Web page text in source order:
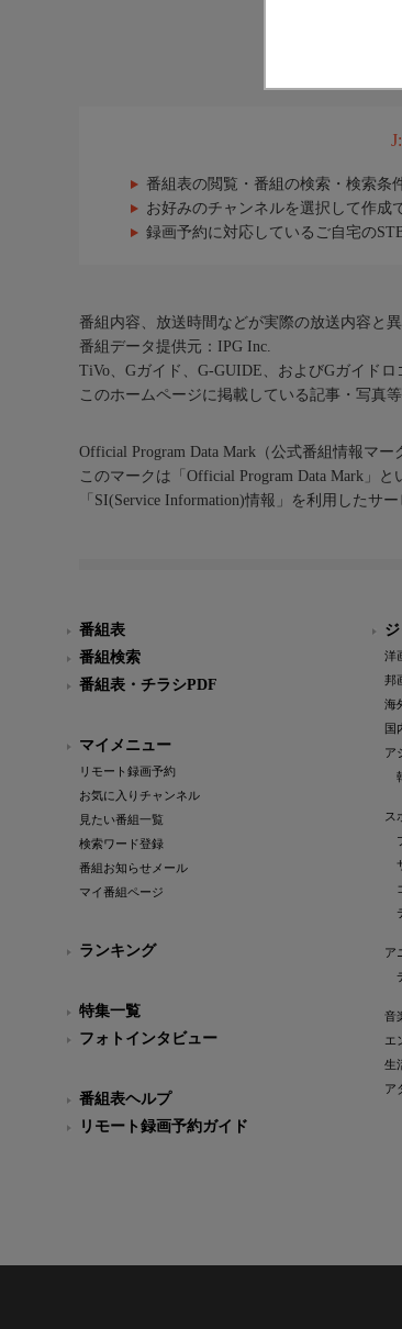
番組表の閲覧・番組の検索・検索条
お好みのチャンネルを選択して作成
録画予約に対応しているご自宅の
番組内容、放送時間などが実際の放送内容と
番組データ提供元：IPG Inc.
TiVo、Gガイド、G-GUIDE、およびGガイド
このホームページに掲載している記事・写真
Official Program Data Mark（公式番組情報マー
このマークは「Official Program Data Mark」
「SI(Service Information)情報」を利用したサ
番組表
番組検索
番組表・チラシPDF
マイメニュー
リモート録画予約
お気に入りチャンネル
見たい番組一覧
検索ワード登録
番組お知らせメール
マイ番組ページ
ランキング
特集一覧
フォトインタビュー
番組表ヘルプ
リモート録画予約ガイド
洋
邦
海
国
ア
ス
ア
音
エ
生
ア